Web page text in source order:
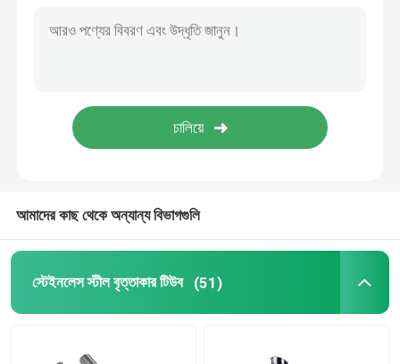
আমাদের কাছ থেকে অন্যান্য বিভাগগুলি
স্টেইনলেস স্টীল বৃত্তাকার টিউব (51)